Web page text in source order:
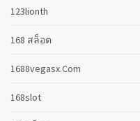
123lionth
168 สล็อต
1688vegasx.com
168slot